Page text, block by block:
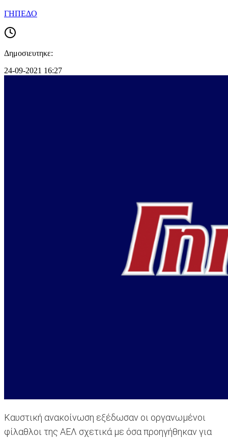
ΓΗΠΕΔΟ
Δημοσιευτηκε:
24-09-2021 16:27
Καυστική ανακοίνωση εξέδωσαν οι οργανωμένοι
φίλαθλοι της ΑΕΛ σχετικά με όσα προηγήθηκαν για